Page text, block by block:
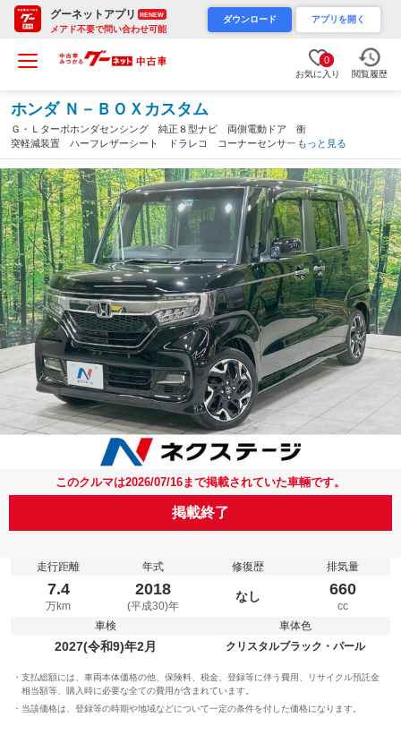
グーネットアプリ RENEW
メアド不要で問い合わせ可能
ダウンロード アプリを開く
0
お気に入り 閲覧履歴
ホンダ Ｎ－ＢＯＸカスタム
Ｇ・Ｌターボホンダセンシング 純正８型ナビ 両側電動ドア 衝
突軽減装置 ハーフレザーシート ドラレコ コーナーセンサー
スマートキー ＬＥＤヘッド ビルトインＥＴＣ 純正１５インチ
アルミ 車線逸脱警報 禁煙車（香川県）
もっと見る
このクルマは2026/07/16まで掲載されていた車輛です。
掲載終了
走行距離
7.4
万km
年式
2018
(平成30)年
修復歴
なし
排気量
660
cc
車検
2027(令和9)年2月
車体色
クリスタルブラック・パール
支払総額には、車両本体価格の他、保険料、税金、登録等に伴う費用、リサイクル預託金
相当額等、購入時に必要な全ての費用が含まれています。
当該価格は、登録等の時期や地域などについて一定の条件を付した価格になります。